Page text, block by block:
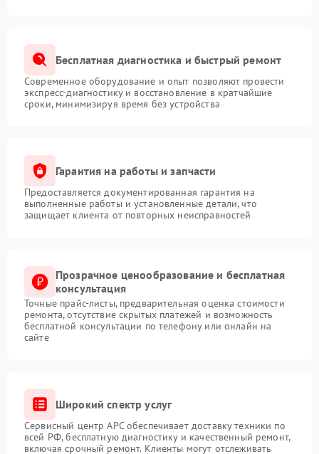
Бесплатная диагностика и быстрый ремонт
Современное оборудование и опыт позволяют провести
экспресс-диагностику и восстановление в кратчайшие
сроки, минимизируя время без устройства
Гарантия на работы и запчасти
Предоставляется документированная гарантия на
выполненные работы и установленные детали, что
защищает клиента от повторных неисправностей
Прозрачное ценообразование и бесплатная
консультация
Точные прайс-листы, предварительная оценка стоимости
ремонта, отсутствие скрытых платежей и возможность
бесплатной консультации по телефону или онлайн на
сайте
Широкий спектр услуг
Сервисный центр APC обеспечивает доставку техники по
всей РФ, бесплатную диагностику и качественный ремонт,
включая срочный ремонт. Клиенты могут отслеживать